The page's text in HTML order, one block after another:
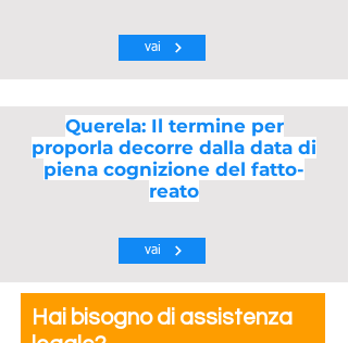
vai
Querela: Il termine per
proporla decorre dalla data di
piena cognizione del fatto-
reato
vai
Hai bisogno di assistenza